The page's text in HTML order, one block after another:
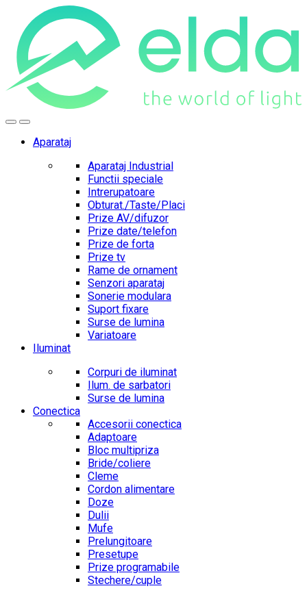
navigation
content
Aparataj
Aparataj Industrial
Functii speciale
Intrerupatoare
Obturat./Taste/Placi
Prize AV/difuzor
Prize date/telefon
Prize de forta
Prize tv
Rame de ornament
Senzori aparataj
Sonerie modulara
Suport fixare
Surse de lumina
Variatoare
Iluminat
Corpuri de iluminat
Ilum. de sarbatori
Surse de lumina
Conectica
Accesorii conectica
Adaptoare
Bloc multipriza
Bride/coliere
Cleme
Cordon alimentare
Doze
Dulii
Mufe
Prelungitoare
Presetupe
Prize programabile
Stechere/cuple